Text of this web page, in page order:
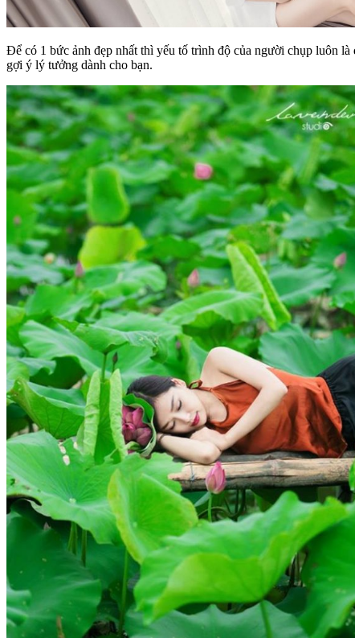
Để có 1 bức ảnh đẹp nhất thì yếu tố trình độ của người chụp luôn
gợi ý lý tưởng dành cho bạn.